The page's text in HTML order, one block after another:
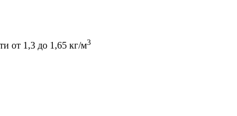
от 1,3 до 1,65 кг/м3